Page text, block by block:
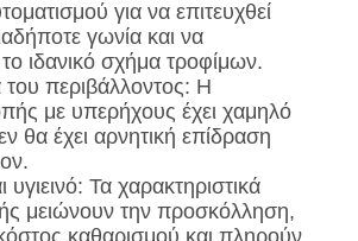
για να επιτευχθεί
γωνία και να
ιδανικό σχήμα τροφίμων.
περιβάλλοντος: Η
με υπερήχους έχει χαμηλό
θα έχει αρνητική επίδραση
Τα χαρακτηριστικά
μειώνουν την προσκόλληση,
καθαρισμού και πληρούν